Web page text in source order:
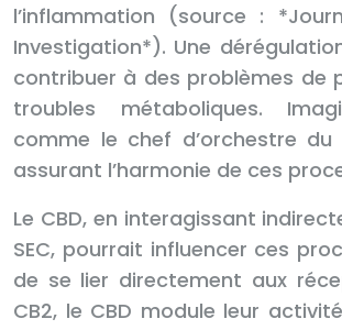
l’inflammation (source :
Investigation*). Une
contribuer à des problèmes de
troubles métaboliques.
comme le chef d’orchestre du
assurant l’harmonie de ces
Le CBD, en interagissant
SEC, pourrait influencer ces
de se lier directement aux
CB2, le CBD module leur